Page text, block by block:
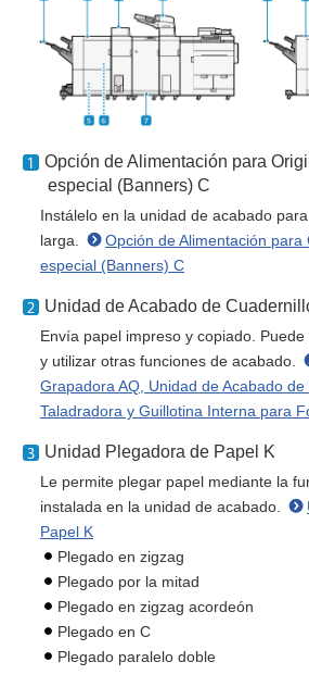
Opción de Alimentación para
especial (Banners) C
Instálelo en la unidad de acabado
larga.
Opción de Alimentación para
especial (Banners) C
Unidad de Acabado de
Envía papel impreso y copiado.
y utilizar otras funciones de acabado.
Grapadora AQ, Unidad de Acabado
Taladradora y Guillotina Interna para
Unidad Plegadora de Papel K
Le permite plegar papel mediante la
instalada en la unidad de acabado.
Papel K
Plegado en zigzag
Plegado por la mitad
Plegado en zigzag acordeón
Plegado en C
Plegado paralelo doble